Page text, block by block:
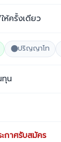
ห้ครั้งเดียว
ปริญญาโท
ทุน
กาศรับสมัคร